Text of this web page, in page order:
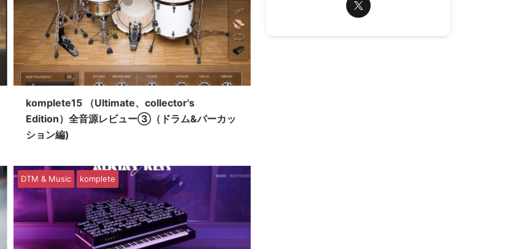
komplete15 （Ultimate、collector's
Edition）全音源レビュー③（ドラム&パーカッ
ション編)
DTM & Music komplete